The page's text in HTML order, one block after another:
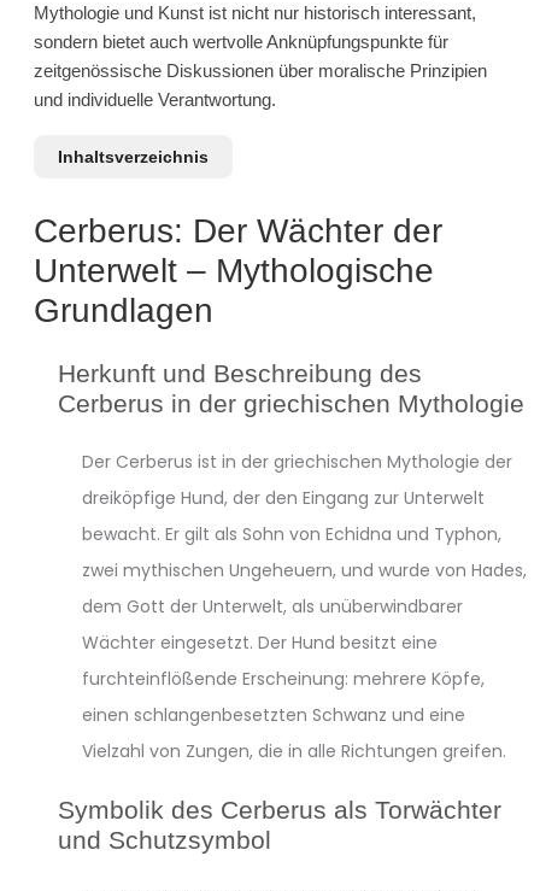
Mythologie und Kunst ist nicht nur historisch interessant,
sondern bietet auch wertvolle Anknüpfungspunkte für
zeitgenössische Diskussionen über moralische Prinzipien
und individuelle Verantwortung.
Inhaltsverzeichnis
Cerberus: Der Wächter der
Unterwelt – Mythologische
Grundlagen
Herkunft und Beschreibung des
Cerberus in der griechischen Mythologie
Der Cerberus ist in der griechischen Mythologie der
dreiköpfige Hund, der den Eingang zur Unterwelt
bewacht. Er gilt als Sohn von Echidna und Typhon,
zwei mythischen Ungeheuern, und wurde von Hades,
dem Gott der Unterwelt, als unüberwindbarer
Wächter eingesetzt. Der Hund besitzt eine
furchteinflößende Erscheinung: mehrere Köpfe,
einen schlangenbesetzten Schwanz und eine
Vielzahl von Zungen, die in alle Richtungen greifen.
Symbolik des Cerberus als Torwächter
und Schutzsymbol